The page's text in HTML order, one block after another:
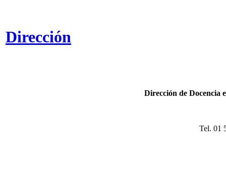
Dirección
Dirección de Docencia
Tel. 01